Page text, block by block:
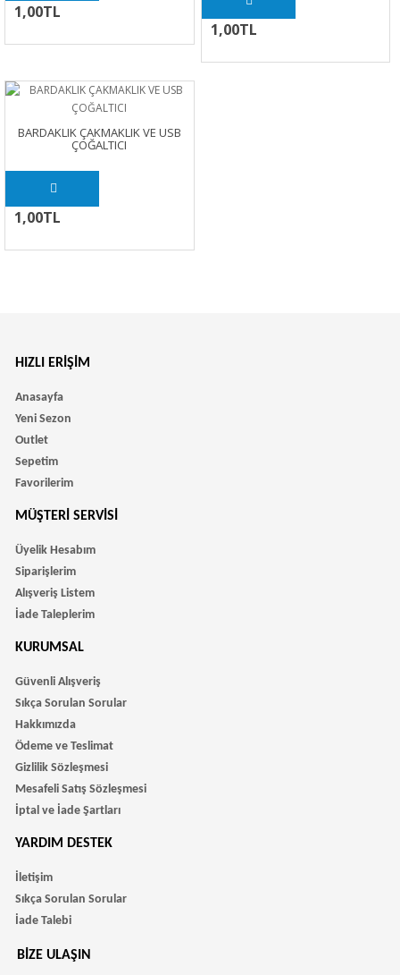
1,00TL
1,00TL
BARDAKLIK ÇAKMAKLIK VE USB
ÇOĞALTICI
1,00TL
HIZLI ERIŞIM
Anasayfa
Yeni Sezon
Outlet
Sepetim
Favorilerim
MÜŞTERI SERVISI
Üyelik Hesabım
Siparişlerim
Alışveriş Listem
İade Taleplerim
KURUMSAL
Güvenli Alışveriş
Sıkça Sorulan Sorular
Hakkımızda
Ödeme ve Teslimat
Gizlilik Sözleşmesi
Mesafeli Satış Sözleşmesi
İptal ve İade Şartları
YARDIM DESTEK
İletişim
Sıkça Sorulan Sorular
İade Talebi
BIZE ULAŞIN